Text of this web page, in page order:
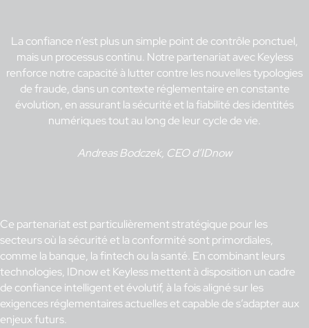
La confiance n’est plus un simple point de contrôle ponctuel,
mais un processus continu. Notre partenariat avec Keyless
renforce notre capacité à lutter contre les nouvelles typologies
de fraude, dans un contexte réglementaire en constante
évolution, en assurant la sécurité et la fiabilité des identités
numériques tout au long de leur cycle de vie.
Andreas Bodczek, CEO d’IDnow
Ce partenariat est particulièrement stratégique pour les
secteurs où la sécurité et la conformité sont primordiales,
comme la banque, la fintech ou la santé. En combinant leurs
technologies, IDnow et Keyless mettent à disposition un cadre
de confiance intelligent et évolutif, à la fois aligné sur les
exigences réglementaires actuelles et capable de s’adapter aux
enjeux futurs.